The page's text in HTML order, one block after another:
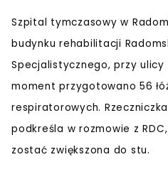
Szpital tymczasowy w
budynku rehabilitacji
Specjalistycznego, przy ulicy
moment przygotowano 56
respiratorowych.
podkreśla w rozmowie z
zostać zwiększona do stu.